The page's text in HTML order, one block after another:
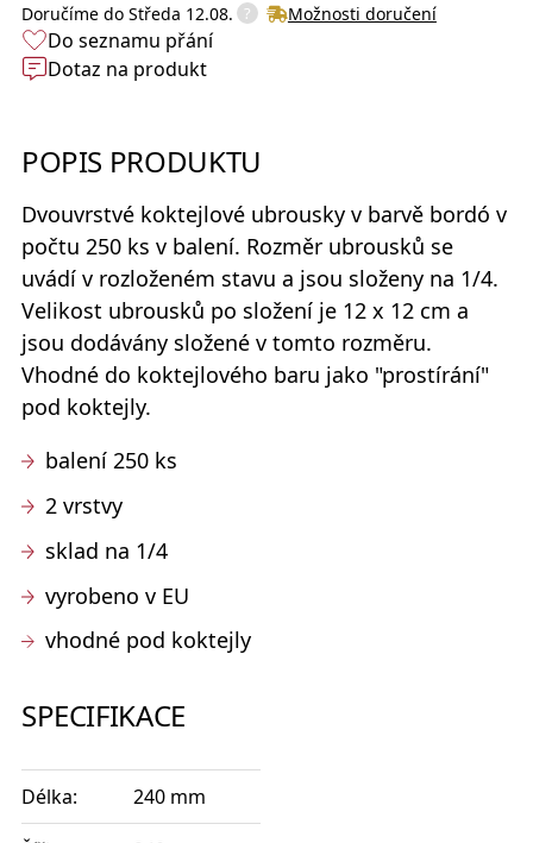
Doručíme do Středa 12.08. ? Možnosti doručení
Do seznamu přání
Dotaz na produkt
POPIS PRODUKTU
Dvouvrstvé koktejlové ubrouskyv barvě bordó v
počtu 250 ks v balení. Rozměr ubrousků se
uvádí v rozloženém stavu a jsou složeny na 1/4.
Velikost ubrousků po složení je 12 x 12 cm a
jsou dodávány složené v tomto rozměru.
Vhodné do koktejlového baru jako "prostírání"
pod koktejly.
balení 250 ks
2 vrstvy
sklad na 1/4
vyrobeno v EU
vhodné pod koktejly
SPECIFIKACE
Délka: 240 mm